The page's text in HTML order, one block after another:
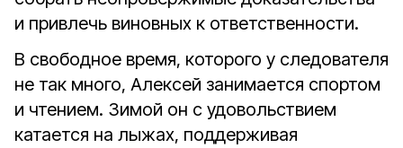
и привлечь виновных к ответственности.
В свободное время, которого у следователя
не так много, Алексей занимается спортом
и чтением. Зимой он с удовольствием
катается на лыжах, поддерживая